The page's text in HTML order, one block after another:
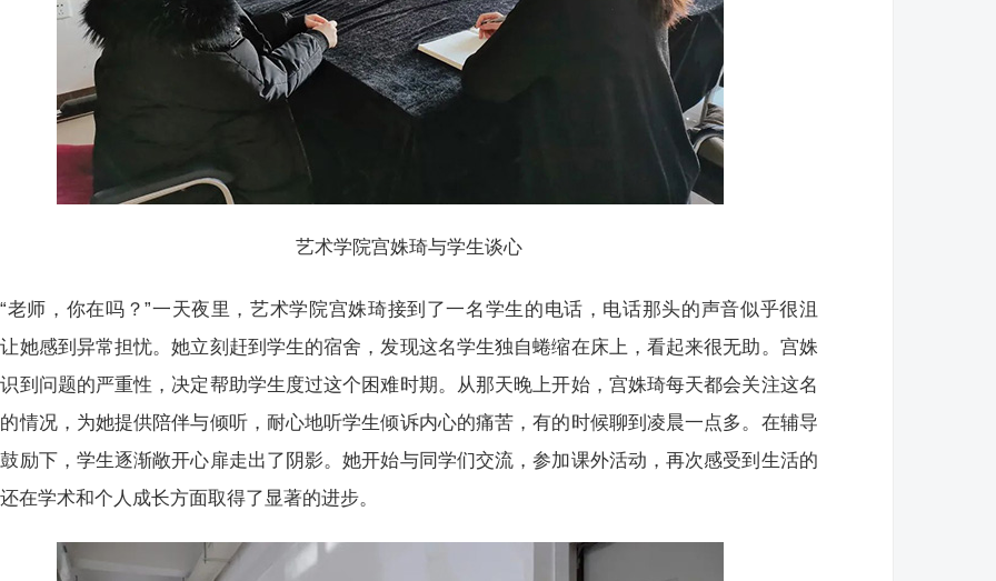
艺术学院宫姝琦与学生谈心
“老师，你在吗？”一天夜里，艺术学院宫姝琦接到了一名学生的电话，电话那头的声音似乎很沮
她感到异常担忧。她立刻赶到学生的宿舍，发现这名学生独自蜷缩在床上，看起来很无助。宫姝
到问题的严重性，决定帮助学生度过这个困难时期。从那天晚上开始，宫姝琦每天都会关注这名
情况，为她提供陪伴与倾听，耐心地听学生倾诉内心的痛苦，有的时候聊到凌晨一点多。在辅导
励下，学生逐渐敞开心扉走出了阴影。她开始与同学们交流，参加课外活动，再次感受到生活的
在学术和个人成长方面取得了显著的进步。